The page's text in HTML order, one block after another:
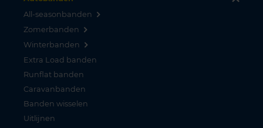
All-seasonbanden
Zomerbanden
Winterbanden
Extra Load banden
Runflat banden
Caravanbanden
Banden wisselen
Uitlijnen